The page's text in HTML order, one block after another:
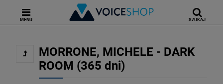
MENU SZUKAJ
MORRONE, MICHELE - DARK
ROOM (365 dni)